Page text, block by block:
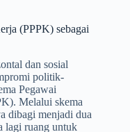
(PPPK) sebagai
dan sosial
politik-
Pegawai
Melalui skema
dibagi menjadi dua
lagi ruang untuk